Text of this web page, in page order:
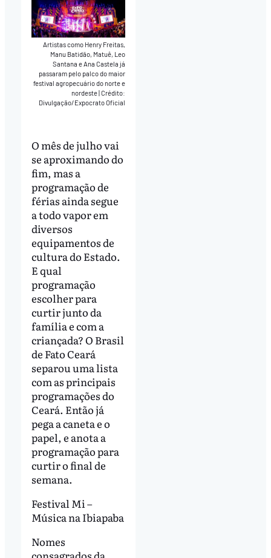
Artistas como Henry Freitas,
Manu Batidão, Matuê, Leo
Santana e Ana Castela já
passaram pelo palco do maior
festival agropecuário do norte e
nordeste|Crédito:
Divulgação/Expocrato Oficial
O mês de julho vai
se aproximando do
fim, mas a
programação de
férias ainda segue
a todo vapor em
diversos
equipamentos de
cultura do Estado.
E qual
programação
escolher para
curtir junto da
família e com a
criançada? O Brasil
de Fato Ceará
separou uma lista
com as principais
programações do
Ceará. Então já
pega a caneta e o
papel, e anota a
programação para
curtir o final de
semana.
Festival Mi –
Música na Ibiapaba
Nomes